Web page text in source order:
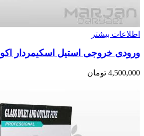
اطلاعات بیشتر
ورودی خروجی استیل اسکیمردار اکوا
4,500,000 تومان